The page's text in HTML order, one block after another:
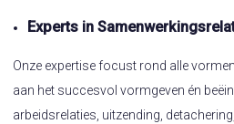
Experts in
Onze expertise focust rond alle
aan het succesvol vormgeven én
arbeidsrelaties, uitzending,